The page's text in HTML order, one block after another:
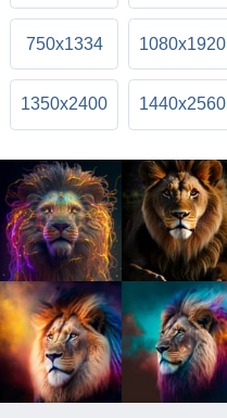
750x1334 1080x1920
1350x2400 1440x2560